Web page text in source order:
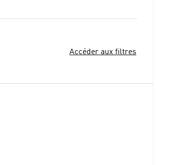
Accéder aux filtres